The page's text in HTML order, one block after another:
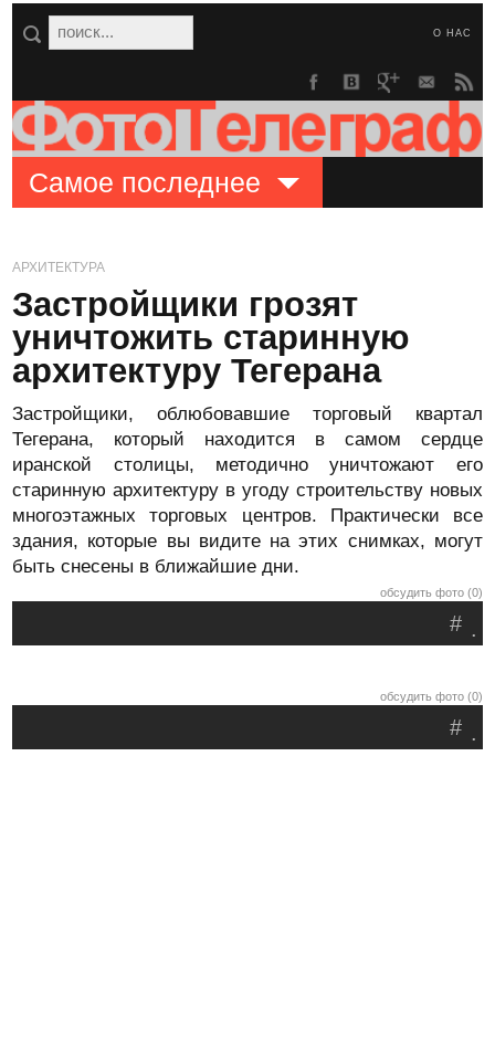
О НАС
Самое последнее
АРХИТЕКТУРА
Застройщики грозят
уничтожить старинную
архитектуру Тегерана
Застройщики, облюбовавшие торговый квартал
Тегерана, который находится в самом сердце
иранской столицы, методично уничтожают его
старинную архитектуру в угоду строительству новых
многоэтажных торговых центров. Практически все
здания, которые вы видите на этих снимках, могут
быть снесены в ближайшие дни.
обсудить фото (0)
.
#
обсудить фото (0)
.
#